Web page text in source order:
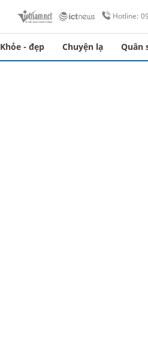
Hotline:
Khỏe - đẹp Chuyện lạ Quân